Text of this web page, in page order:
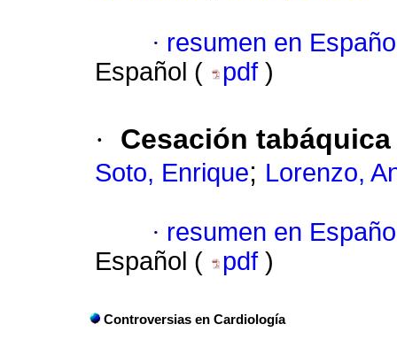
· resumen en
Español (
pdf )
· Cesación
Soto, Enrique; Lorenzo,
· resumen en
Español (
pdf )
Controversias en Cardiología